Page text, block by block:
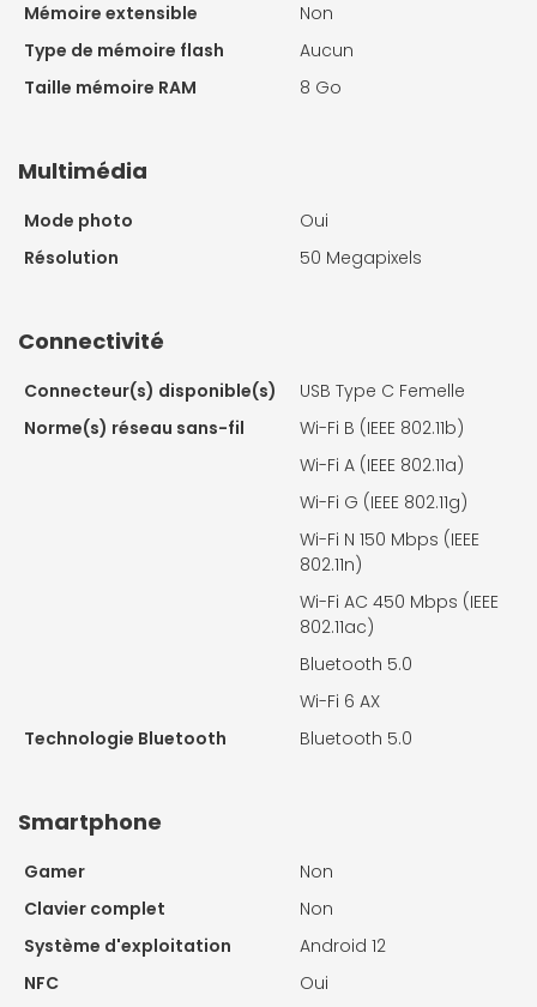
Mémoire extensible
Non
Type de mémoire flash
Aucun
Taille mémoire RAM
8 Go
Multimédia
Mode photo
Oui
Résolution
50 Megapixels
Connectivité
Connecteur(s) disponible(s)
USB Type C Femelle
Norme(s) réseau sans-fil
Wi-Fi B (IEEE 802.11b)
Wi-Fi A (IEEE 802.11a)
Wi-Fi G (IEEE 802.11g)
Wi-Fi N 150 Mbps (IEEE
802.11n)
Wi-Fi AC 450 Mbps (IEEE
802.11ac)
Bluetooth 5.0
Wi-Fi 6 AX
Technologie Bluetooth
Bluetooth 5.0
Smartphone
Gamer
Non
Clavier complet
Non
Système d'exploitation
Android 12
NFC
Oui